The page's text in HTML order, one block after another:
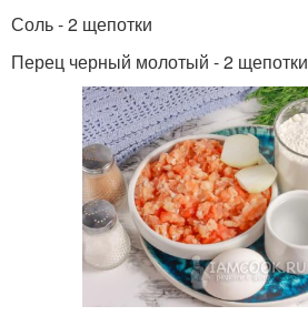
Соль - 2 щепотки
Перец черный молотый - 2 щепотки